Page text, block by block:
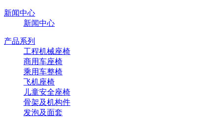
新闻中心
新闻中心
产品系列
工程机械座椅
商用车座椅
乘用车整椅
飞机座椅
儿童安全座椅
骨架及机构件
发泡及面套